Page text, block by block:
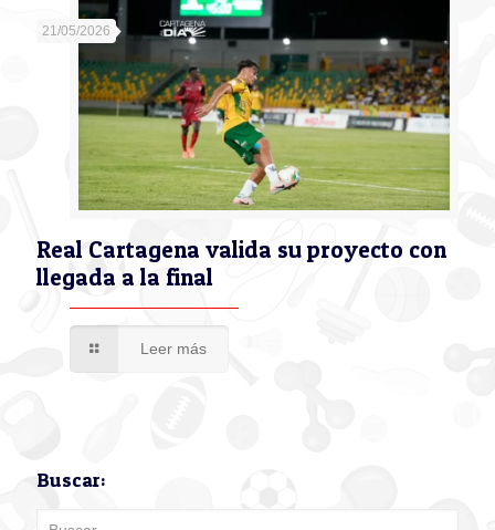
21/05/2026
Real Cartagena valida su proyecto con
llegada a la final
Leer más
Buscar: